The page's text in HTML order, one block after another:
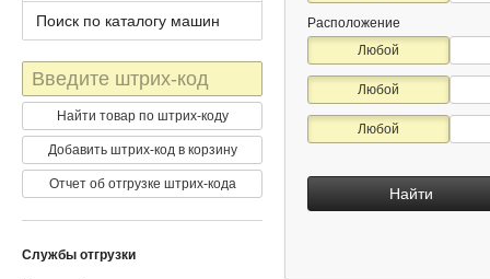
Расположение
Любой
Любой
Любой
Найти
Поиск по каталогу машин
Штрих-
код
Найти товар по штрих-коду
Добавить штрих-код в корзину
Отчет об отгрузке штрих-кода
Службы отгрузки